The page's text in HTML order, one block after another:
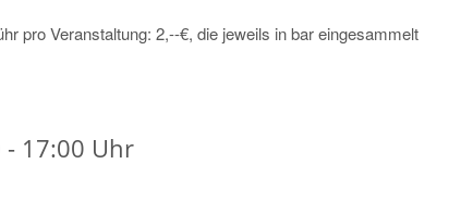
pro Veranstaltung: 2,--€, die jeweils in bar eingesammelt
- 17:00 Uhr